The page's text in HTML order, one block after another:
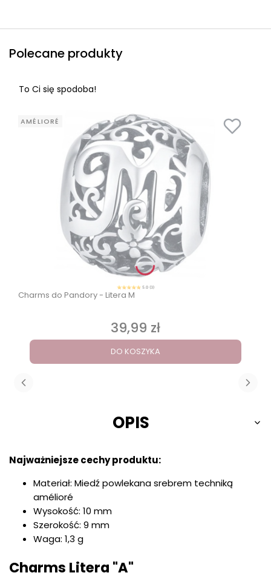
Polecane produkty
To Ci się spodoba!
AMÉLIORÉ
5.0 (3)
Charms do Pandory - Litera M
Cena
39,99 zł
DO KOSZYKA
OPIS
Najważniejsze cechy produktu:
Materiał: Miedź powlekana srebrem techniką
amélioré
Wysokość: 10 mm
Szerokość: 9 mm
Waga: 1,3 g
Charms Litera "A"